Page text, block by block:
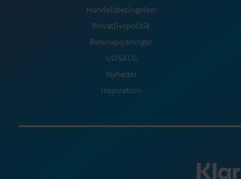
Handelsbetingelser
Privatlivspolitik
Returoplysninger
UDSALG
Nyheder
Inspiration